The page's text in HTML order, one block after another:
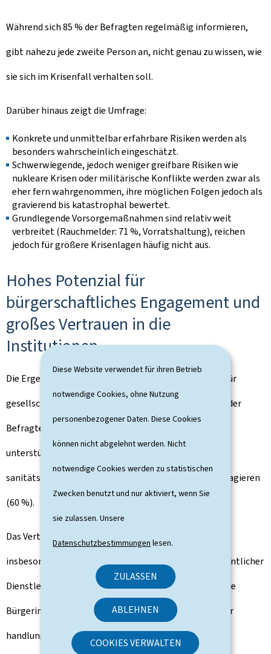
Diese Website verwendet für ihren Betrieb
notwendige Cookies, ohne Nutzung
personenbezogener Daten. Diese Cookies
können nicht abgelehnt werden. Nicht
notwendige Cookies werden zu statistischen
Zwecken benutzt und nur aktiviert, wenn Sie
sie zulassen. Unsere
Datenschutzbestimmungen lesen.
ZULASSEN
ABLEHNEN
COOKIES VERWALTEN
Während sich 85 % der Befragten regelmäßig informieren,
gibt nahezu jede zweite Person an, nicht genau zu wissen, wie
sie sich im Krisenfall verhalten soll.
Darüber hinaus zeigt die Umfrage:
Konkrete und unmittelbar erfahrbare Risiken werden als
besonders wahrscheinlich eingeschätzt.
Schwerwiegende, jedoch weniger greifbare Risiken wie
nukleare Krisen oder militärische Konflikte werden zwar als
eher fern wahrgenommen, ihre möglichen Folgen jedoch als
gravierend bis katastrophal bewertet.
Grundlegende Vorsorgemaßnahmen sind relativ weit
verbreitet (Rauchmelder: 71 %, Vorratshaltung), reichen
jedoch für größere Krisenlagen häufig nicht aus.
Hohes Potenzial für
bürgerschaftliches Engagement und
großes Vertrauen in die
Institutionen
Die Ergebnisse belegen zudem ein starkes Potenzial für
gesellschaftliches Engagement. Eine große Mehrheit der
Befragten (86 %) erklärt sich bereit, Nachbarn zu
unterstützen oder sich im Rahmen einer zivilen,
sanitätsbezogenen oder militärischen Reserve zu engagieren
(60 %).
Das Vertrauen in die Institutionen ist insgesamt hoch,
insbesondere hinsichtlich der Aufrechterhaltung wesentlicher
Dienstleistungen (83 %). Gleichzeitig wünschen sich die
Bürgerinnen und Bürger klarere, schnellere und stärker
handlungsorientierte Informationen.